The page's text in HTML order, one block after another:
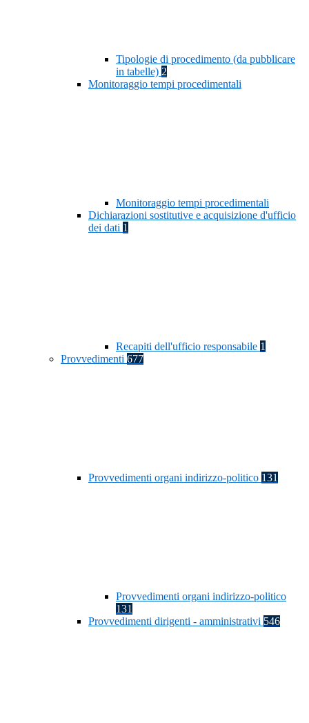
Tipologie di procedimento (da pubblicare
in tabelle) 2
Monitoraggio tempi procedimentali
Monitoraggio tempi procedimentali
Dichiarazioni sostitutive e acquisizione d'ufficio
dei dati 1
Recapiti dell'ufficio responsabile 1
Provvedimenti 677
Provvedimenti organi indirizzo-politico 131
Provvedimenti organi indirizzo-politico
131
Provvedimenti dirigenti - amministrativi 546